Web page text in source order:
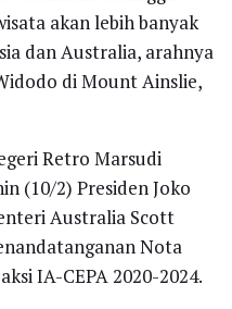
akan lebih banyak
dan Australia, arahnya
di Mount Ainslie,
Retro Marsudi
(10/2) Presiden Joko
Australia Scott
Nota
IA-CEPA 2020-2024.